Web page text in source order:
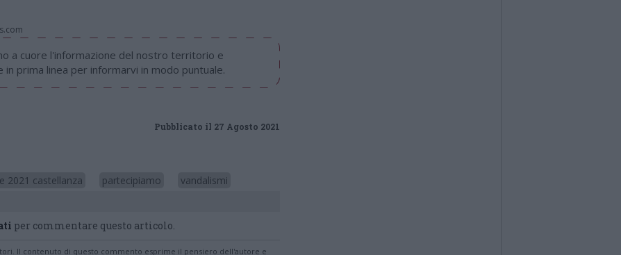
a cuore l'informazione del nostro territorio e
prima linea per informarvi in modo puntuale.
Pubblicato il 27 Agosto 2021
2021 castellanza partecipiamo
vandalismi
per commentare questo articolo.
Il contenuto di questo commento esprime il pensiero dell'autore e